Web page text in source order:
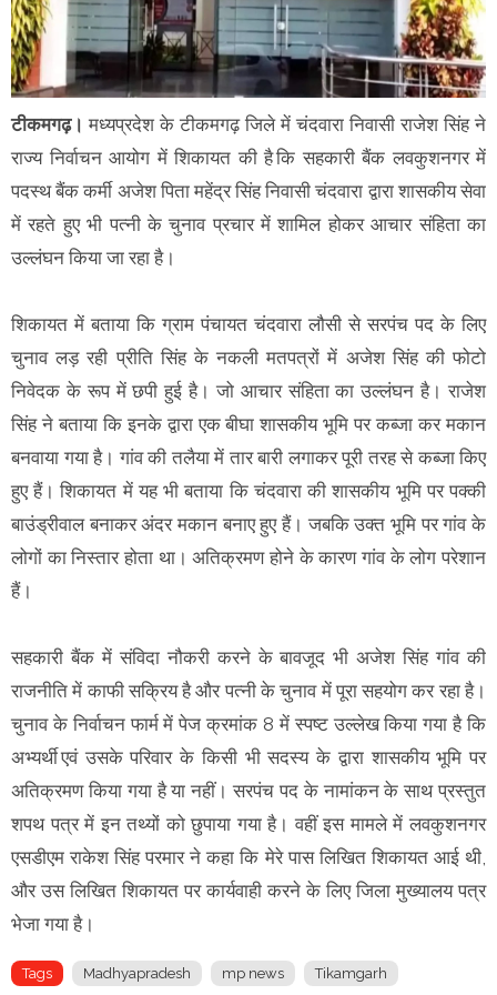
टीकमगढ़। मध्यप्रदेश के टीकमगढ़ जिले में चंदवारा निवासी राजेश सिंह ने
राज्य निर्वाचन आयोग में शिकायत की है कि सहकारी बैंक लवकुशनगर में
पदस्थ बैंक कर्मी अजेश पिता महेंद्र सिंह निवासी चंदवारा द्वारा शासकीय सेवा
में रहते हुए भी पत्नी के चुनाव प्रचार में शामिल होकर आचार संहिता का
उल्लंघन किया जा रहा है।
शिकायत में बताया कि ग्राम पंचायत चंदवारा लौसी से सरपंच पद के लिए
चुनाव लड़ रही प्रीति सिंह के नकली मतपत्रों में अजेश सिंह की फोटो
निवेदक के रूप में छपी हुई है। जो आचार संहिता का उल्लंघन है। राजेश
सिंह ने बताया कि इनके द्वारा एक बीघा शासकीय भूमि पर कब्जा कर मकान
बनवाया गया है। गांव की तलैया में तार बारी लगाकर पूरी तरह से कब्जा किए
हुए हैं। शिकायत में यह भी बताया कि चंदवारा की शासकीय भूमि पर पक्की
बाउंड्रीवाल बनाकर अंदर मकान बनाए हुए हैं। जबकि उक्त भूमि पर गांव के
लोगों का निस्तार होता था। अतिक्रमण होने के कारण गांव के लोग परेशान
हैं।
सहकारी बैंक में संविदा नौकरी करने के बावजूद भी अजेश सिंह गांव की
राजनीति में काफी सक्रिय है और पत्नी के चुनाव में पूरा सहयोग कर रहा है।
चुनाव के निर्वाचन फार्म में पेज क्रमांक 8 में स्पष्ट उल्लेख किया गया है कि
अभ्यर्थी एवं उसके परिवार के किसी भी सदस्य के द्वारा शासकीय भूमि पर
अतिक्रमण किया गया है या नहीं। सरपंच पद के नामांकन के साथ प्रस्तुत
शपथ पत्र में इन तथ्यों को छुपाया गया है। वहीं इस मामले में लवकुशनगर
एसडीएम राकेश सिंह परमार ने कहा कि मेरे पास लिखित शिकायत आई थी,
और उस लिखित शिकायत पर कार्यवाही करने के लिए जिला मुख्यालय पत्र
भेजा गया है।
Tags Madhyapradesh mp news Tikamgarh